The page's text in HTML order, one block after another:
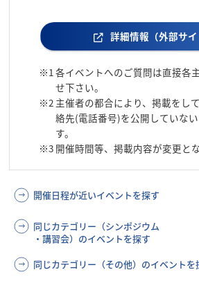
詳細情報（外部サイ
※1 各イベントへのご質問は直接各
せ下さい。
※2 主催者の都合により、掲載をし
絡先(電話番号)を公開していな
す。
※3 開催時間等、掲載内容が変更と
開催日程が近いイベントを探す
同じカテゴリー（シンポジウム
・講習会）のイベントを探す
同じカテゴリー（その他）のイベントを